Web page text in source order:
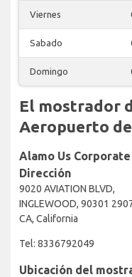
Viernes
Sabado
Domingo
El mostrador
Aeropuerto
Alamo Us Corporate
Dirección
9020 AVIATION BLVD,
INGLEWOOD, 90301
CA, California
Tel: 8336792049
Ubicación del